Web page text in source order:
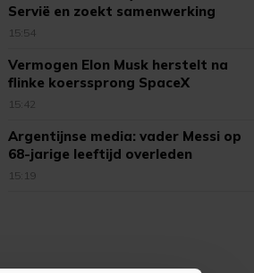
Servië en zoekt samenwerking
15:54
Vermogen Elon Musk herstelt na
flinke koerssprong SpaceX
15:42
Argentijnse media: vader Messi op
68-jarige leeftijd overleden
15:19